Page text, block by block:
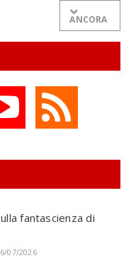
ANCORA
fantascienza di
07/2026